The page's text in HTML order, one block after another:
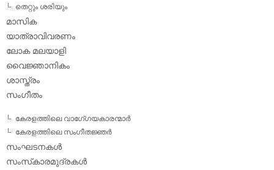
തെറ്റും ശരിയും
മാസിക
യാത്രാവിവരണം
ലോക മലയാളി
വൈജ്ഞാനികം
ശാസ്ത്രം
സംഗീതം
കേരളത്തിലെ വാഗേ്ഗയകാരന്മാര്‍
കേരളത്തിലെ സംഗീതജ്ഞര്‍
സംഘടനകള്‍
സംസ്‌കാരമുദ്രകള്‍